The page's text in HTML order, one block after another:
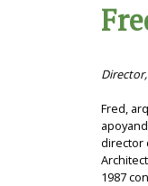
Fred,
director
1987